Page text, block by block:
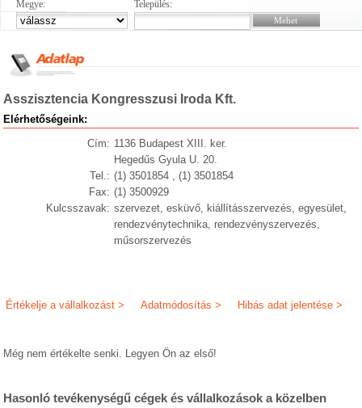
Megye: Település:
Asszisztencia Kongresszusi Iroda Kft.
Elérhetőségeink:
Cím: 1136 Budapest XIII. ker.
Hegedűs Gyula U. 20.
Tel.: (1) 3501854 , (1) 3501854
Fax: (1) 3500929
Kulcsszavak: szervezet, esküvő, kiállításszervezés, egyesület,
rendezvénytechnika, rendezvényszervezés,
műsorszervezés
Hibás adat jelentése >
Adatmódosítás >
Értékelje a vállalkozást >
Még nem értékelte senki. Legyen Ön az első!
Hasonló tevékenységű cégek és vállalkozások a közelben